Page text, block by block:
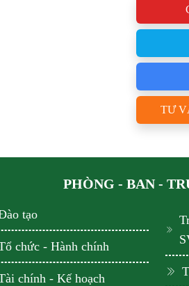
TƯ
PHÒNG - BAN -
tạo
chức - Hành chính
chính - Kế hoạch